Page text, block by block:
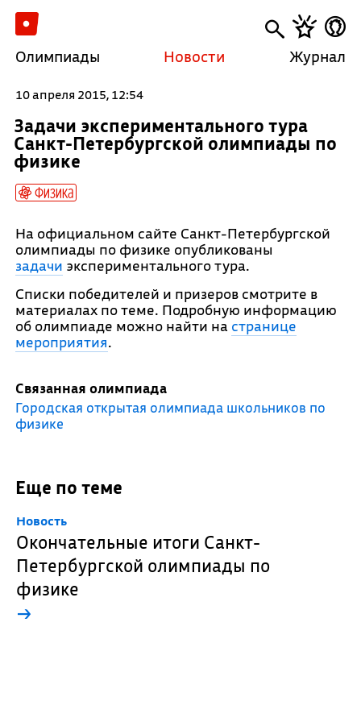
Олимпиады Новости Журнал
10 апреля 2015, 12:54
Задачи экспериментального тура
Санкт-Петербургской олимпиады по
физике
Физика
На официальном сайте Санкт-Петербургской
олимпиады по физике опубликованы
задачи экспериментального тура.
Списки победителей и призеров смотрите в
материалах по теме. Подробную информацию
об олимпиаде можно найти на странице
мероприятия.
Связанная олимпиада
Городская открытая олимпиада школьников по
физике
Еще по теме
Новость
Окончательные итоги Санкт-
Петербургской олимпиады по
физике
→